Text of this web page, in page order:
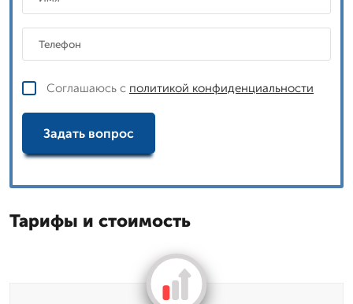
Соглашаюсь с политикой конфиденциальности
Задать вопрос
Тарифы и стоимость